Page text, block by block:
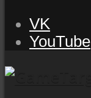
VK
YouTube